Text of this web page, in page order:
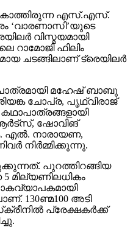
കാത്തിരുന്ന എസ്.എസ്.
‘വാരണാസി’യുടെ
വിസ്മയമായി
ഫിലിം
ചടങ്ങിലാണ് ട്രെയിലര്‍
മഹേഷ് ബാബു
ചോപ്ര, പൃഥ്വിരാജ്
ഷോവിങ്
എല്‍. നാരായണ,
നിര്‍മ്മിക്കുന്നു.
പുറത്തിറങ്ങിയ
മില്യണിലധികം
130ണ്മ100 അടി
പ്രേക്ഷകര്‍ക്ക്